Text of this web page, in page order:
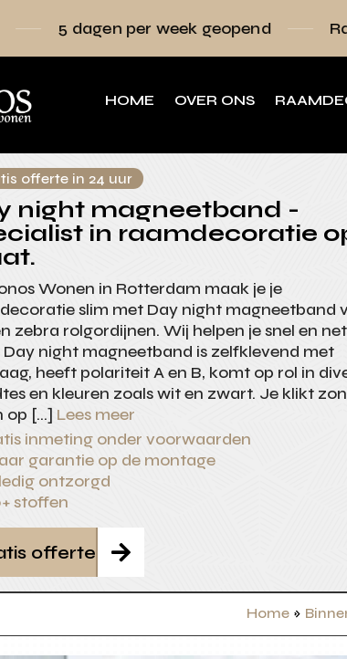
week geopend Raamdecoratie
HOME OVER ONS
offerte in 24 uur
night magneetband -
in raamdecoratie
Wonen in Rotterdam maak je je
slim met Day night magneetband
zebra rolgordijnen. Wij helpen je snel en
Day night magneetband is zelfklevend met
heeft polariteit A en B, komt op rol in
en kleuren zoals wit en zwart. Je klikt
op […] Lees meer
inmeting onder voorwaarden
garantie op de montage
ontzorgd
stoffen

offerte
Home »